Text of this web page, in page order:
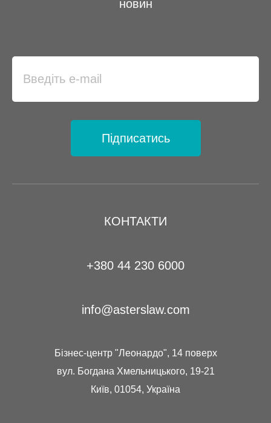
КОНТАКТИ
+380 44 230 6000
info@asterslaw.com
Бізнес-центр "Леонардо", 14 поверх
вул. Богдана Хмельницького, 19-21
Київ, 01054, Україна
новин
Підписатись